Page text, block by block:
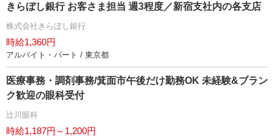
きらぼし銀行 お客さま担当 週3程度／新宿支社内の各支店
株式会社きらぼし銀行
時給1,360円
アルバイト・パート / 東京都
医療事務・調剤事務/箕面市午後だけ勤務OK 未経験&ブラン
ク歓迎の眼科受付
辻川眼科
時給1,187円～1,200円